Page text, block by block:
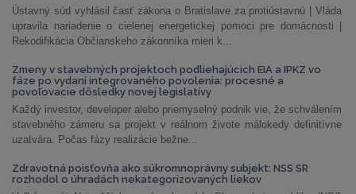
Ústavný súd vyhlásil časť zákona o Bratislave za protiústavnú | Vláda
upravila nariadenie o cielenej energetickej pomoci pre domácnosti |
Rekodifikácia Občianskeho zákonníka mieri k...
Zmeny v stavebných projektoch podliehajúcich EIA a IPKZ vo
fáze po vydaní integrovaného povolenia: procesné a
povoľovacie dôsledky novej legislatívy
Každý investor, developer alebo priemyselný podnik vie, že schválením
stavebného zámeru sa projekt v reálnom živote málokedy definitívne
uzatvára. Počas fázy realizácie bežne...
Zdravotná poisťovňa ako súkromnoprávny subjekt: NSS SR
rozhodol o úhradách nekategorizovaných liekov